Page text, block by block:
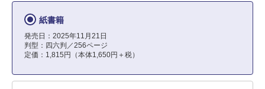
紙書籍
発売日：2025年11月21日
判型：四六判／256ページ
定価：1,815円（本体1,650円＋税）